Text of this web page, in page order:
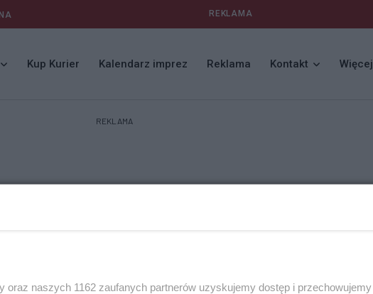
REKLAMA
Kup Kurier Kalendarz imprez Reklama Kontakt Więcej
REKLAMA
oraz naszych 1162 zaufanych partnerów uzyskujemy dostęp i przechowujemy